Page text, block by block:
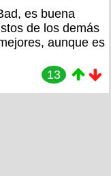
es buena
de los demás
aunque es
13